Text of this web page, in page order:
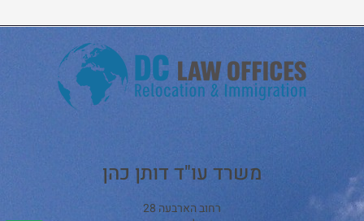
משרד עו"ד דותן כהן
רחוב הארבעה 28